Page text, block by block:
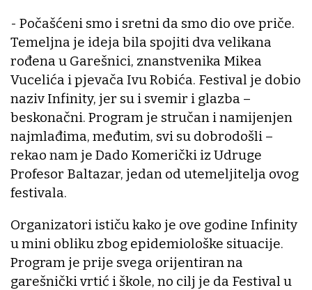
- Počašćeni smo i sretni da smo dio ove priče.
Temeljna je ideja bila spojiti dva velikana
rođena u Garešnici, znanstvenika Mikea
Vucelića i pjevača Ivu Robića. Festival je dobio
naziv Infinity, jer su i svemir i glazba –
beskonačni. Program je stručan i namijenjen
najmlađima, međutim, svi su dobrodošli –
rekao nam je Dado Komerički iz Udruge
Profesor Baltazar, jedan od utemeljitelja ovog
festivala.
Organizatori ističu kako je ove godine Infinity
u mini obliku zbog epidemiološke situacije.
Program je prije svega orijentiran na
garešnički vrtić i škole, no cilj je da Festival u